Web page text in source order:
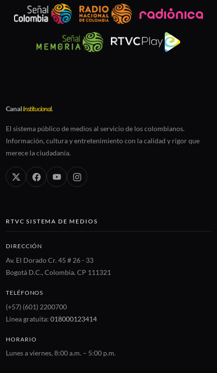
CanalInstitucional.
El sistema público de medios al servicio de los colombianos.
Información, cultura y entretenimiento con la calidad y rigor que
merece la ciudadanía.
RTVC SISTEMA DE MEDIOS
DIRECCIÓN
Av. El Dorado Cr. 45 # 26 - 33
Bogotá D.C., Colombia. CP 111321
TELÉFONOS
(+57) (601) 2200700
Línea gratuita: 018000123414
HORARIO
Lunes a viernes, 8:00 a.m. – 5:00 p.m.